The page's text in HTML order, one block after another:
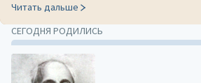
Читать дальше
СЕГОДНЯ РОДИЛИСЬ